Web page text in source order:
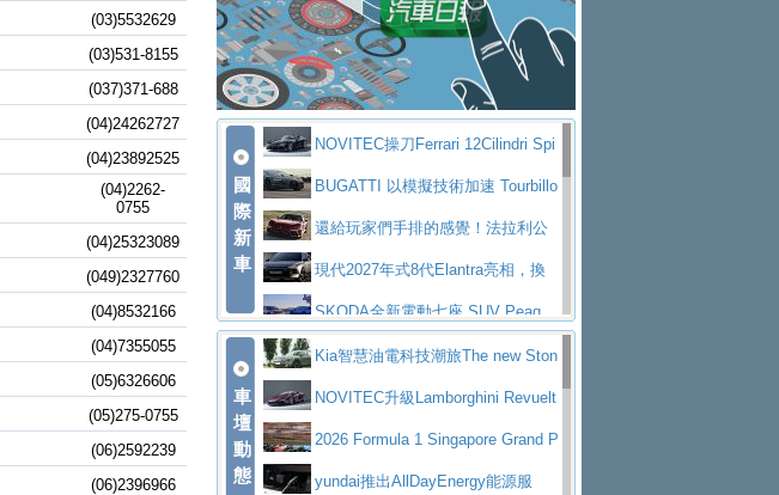
(03)5532629
(03)531-8155
(037)371-688
(04)24262727
(04)23892525
(04)2262-
0755
(04)25323089
(049)2327760
(04)8532166
(04)7355055
(05)6326606
(05)275-0755
(06)2592239
(06)2396966
拌車 消防車除了滅火裝備還需要什麼？
一探SITRAK “準” 消防車的究竟
大益金龍初試啼聲，汽柴油5噸貨車
不是對手正宗年鑑2025年全球自動車年鑑1月
下旬問世！2024第六屆ISUZU運轉職人挑戰賽
首度前進南台灣熱烈開戰
豪華電能休旅新星 Audi Q4 Sportba
ck 55 e-tron S lineScania Taiwan 逆風而行，加深力
道投資布局
大型 SUV 鎖定七人座豪華市場
BMW攜手漫威電影【蜘蛛人：重生
日】 Skoda 發表全新 Peaq 內裝：七人
座純電旗艦 SUV，行李廂最大可達 935 公
升
全新純電 Mercedes-Benz C 400 4
MATIC Electric 登場
奢華與科技大躍進，MAZDA全新3
代CX-5全方位進化提前亮相並展開預售94.9
萬起
馬自達公布 2027 年式 MX-5 更
新，新增 Yakudo 特別版
Skoda Peaq 發表全新電動動力系
統 最長續航逾 640 公里、支援雙向供電
BMW M2 首度導入 xDrive 四驅，
美國與瑞士需求成關鍵推手
The all-new T-Roc 魅力 自成焦點
Maserati GT2 Stradale「Tribute to
MC12」全球首度亮相
迎接 RANGE ROVER 品牌家族第
五位成員 全新 RANGE ROVER GT 預告登
場
造型華麗時尚、科技座艙再進化，P
eugeot 208小改款發表上市94.8萬起
國
際
新
車
NOVITEC操刀Ferrari 12Cilindri Spi
der 碳纖維空力、鍛造輪圈與Inconel排氣
上身
BUGATTI 以模擬技術加速 Tourbillo
n 動態開發還給玩家們手排的感覺！法拉利公
布12Cilidri Manaule手排超跑產品細節
現代2027年式8代Elantra亮相，換
裝更銳利的造型、更先進的資訊娛樂系統及
更高效的動力
SKODA全新電動七座 SUV Peaq
問世，擁有品牌史上最寬敞且豪華的座艙
AUDI推出首款高性能油電超跑Nuvo
lari，0到100公里加速2.6秒、極速350公里
／小時
百年三叉戟傳奇再啟程 Maserati 重
返 1000 Miglia 傳承競速榮耀
法拉利首款純電跑車Luce亮相，最
大馬力超過1000匹並具備530公里最大續航
小車大空間、座艙科技更先進，SK
車
壇
動
態
Kia智慧油電科技潮旅The new Ston
ic 1-7月累計銷量創歷史新高
NOVITEC升級Lamborghini Revuelt
o 綜效輸出增至1,048匹
2026 Formula 1 Singapore Grand P
rix 新加坡大獎賽 Audi 極速之旅開放報名
yundai推出AllDayEnergy能源服